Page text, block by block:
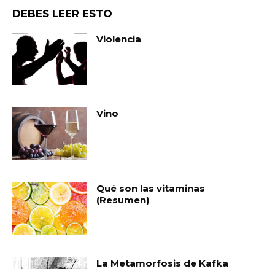
DEBES LEER ESTO
Violencia
Vino
Qué son las vitaminas
(Resumen)
La Metamorfosis de Kafka